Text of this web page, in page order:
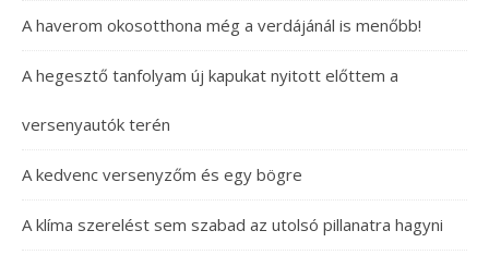
A haverom okosotthona még a verdájánál is menőbb!
A hegesztő tanfolyam új kapukat nyitott előttem a
versenyautók terén
A kedvenc versenyzőm és egy bögre
A klíma szerelést sem szabad az utolsó pillanatra hagyni